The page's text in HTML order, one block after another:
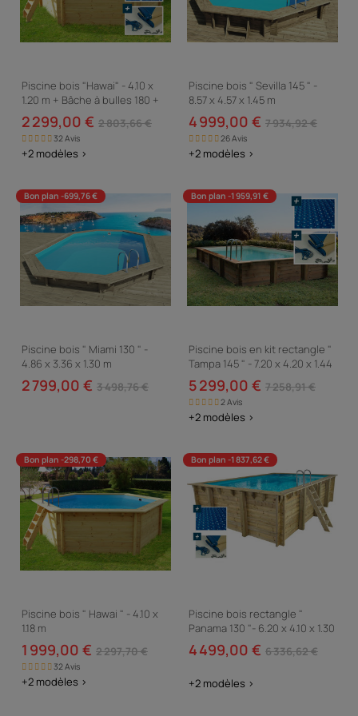
Piscine bois "Hawai" - 4.10 x
1.20 m + Bâche à bulles 180 +
Bâche hiver 280 gr/m²
2 299,00 € 2 803,66 €
32 Avis
+2 modèles >
Piscine bois " Sevilla 145 " -
8.57 x 4.57 x 1.45 m
4 999,00 € 7 934,92 €
26 Avis
+2 modèles >
Bon plan -699,76 €
Piscine bois " Miami 130 " -
4.86 x 3.36 x 1.30 m
2 799,00 € 3 498,76 €
Bon plan -1 959,91 €
Piscine bois en kit rectangle "
Tampa 145 " - 7.20 x 4.20 x 1.44
m - Bâche à bulles 400 µ -...
5 299,00 € 7 258,91 €
2 Avis
+2 modèles >
Bon plan -298,70 €
Piscine bois " Hawai " - 4.10 x
1.18 m
1 999,00 € 2 297,70 €
32 Avis
+2 modèles >
Bon plan -1 837,62 €
Piscine bois rectangle "
Panama 130 "- 6.20 x 4.10 x 1.30
m + Bâche à bulles 180 µ -
Bâche hiver...
4 499,00 € 6 336,62 €
+2 modèles >